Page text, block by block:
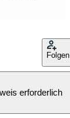
Folgen
erforderlich